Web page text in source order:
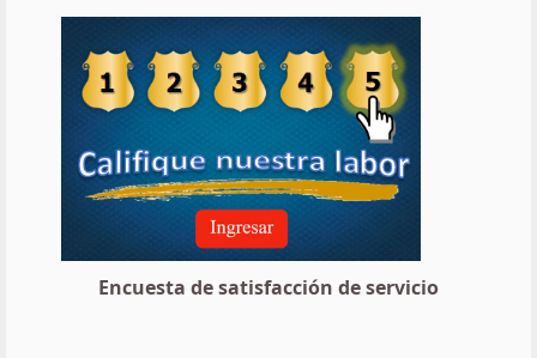
Encuesta de satisfacción de servicio